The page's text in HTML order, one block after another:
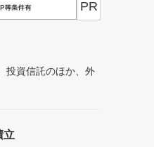
PR
投資信託のほか、外
立